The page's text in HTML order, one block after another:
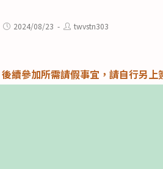
Post2024/08/23
Posttwvstn303
續參加所需請假事宜，請自行另上